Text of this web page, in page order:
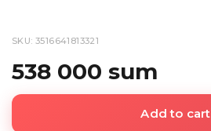
SKU: 3516641813321
538 000 sum
Add to cart